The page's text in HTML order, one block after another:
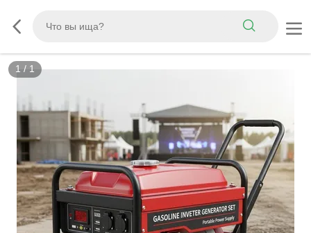
1 / 1